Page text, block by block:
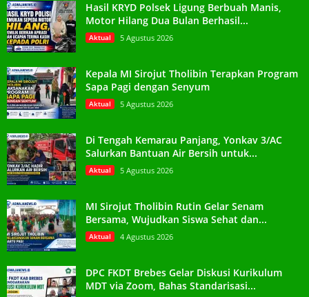
Hasil KRYD Polsek Ligung Berbuah Manis,
Motor Hilang Dua Bulan Berhasil...
Aktual 5 Agustus 2026
Kepala MI Sirojut Tholibin Terapkan Program
Sapa Pagi dengan Senyum
Aktual 5 Agustus 2026
Di Tengah Kemarau Panjang, Yonkav 3/AC
Salurkan Bantuan Air Bersih untuk...
Aktual 5 Agustus 2026
MI Sirojut Tholibin Rutin Gelar Senam
Bersama, Wujudkan Siswa Sehat dan...
Aktual 4 Agustus 2026
DPC FKDT Brebes Gelar Diskusi Kurikulum
MDT via Zoom, Bahas Standarisasi...